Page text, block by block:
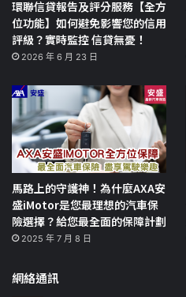
環聯信貸報告及評分服務【全方
位功能】如何避免影響您的信用
評級？實時監控 信貸無憂！
2026 年 6 月 23 日
馬路上的守護神！為什麼AXA安
盛iMotor是您最理想的汽車保
險選擇？給您最全面的保障計劃
2025 年 7 月 8 日
網絡通訊